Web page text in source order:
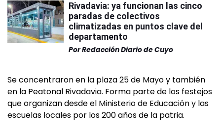
Rivadavia: ya funcionan las cinco
paradas de colectivos
climatizadas en puntos clave del
departamento
PorRedacción Diario de Cuyo
Se concentraron en la plaza 25 de Mayo y también
en la Peatonal Rivadavia. Forma parte de los festejos
que organizan desde el Ministerio de Educación y las
escuelas locales por los 200 años de la patria.